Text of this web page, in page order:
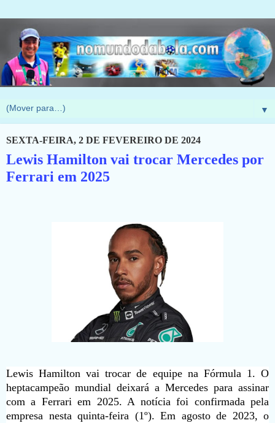
▼
SEXTA-FEIRA, 2 DE FEVEREIRO DE 2024
Lewis Hamilton vai trocar Mercedes por
Ferrari em 2025
Lewis Hamilton vai trocar de equipe na Fórmula 1. O
heptacampeão mundial deixará a Mercedes para assinar
com a Ferrari em 2025. A notícia foi confirmada pela
empresa nesta quinta-feira (1º). Em agosto de 2023, o